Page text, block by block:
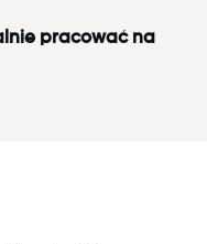
pracować na